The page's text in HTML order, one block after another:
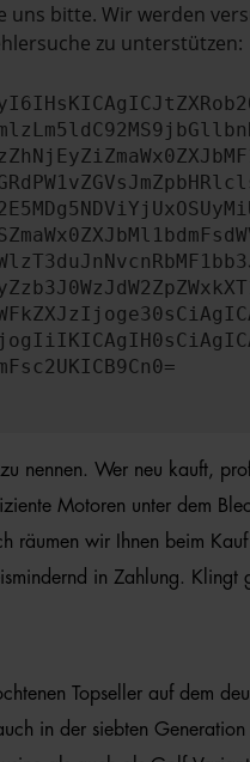
bitte. Wir werden
zu unterstützen:
nennen. Wer neu kauft,
Motoren unter dem
räumen wir Ihnen beim
in Zahlung. Klingt
Topseller auf dem
in der siebten